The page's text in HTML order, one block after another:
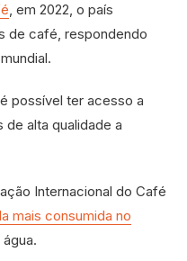
, em 2022, o país
de café, respondendo
possível ter acesso a
alta qualidade a
Internacional do Café
mais consumida no